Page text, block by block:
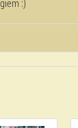
:)